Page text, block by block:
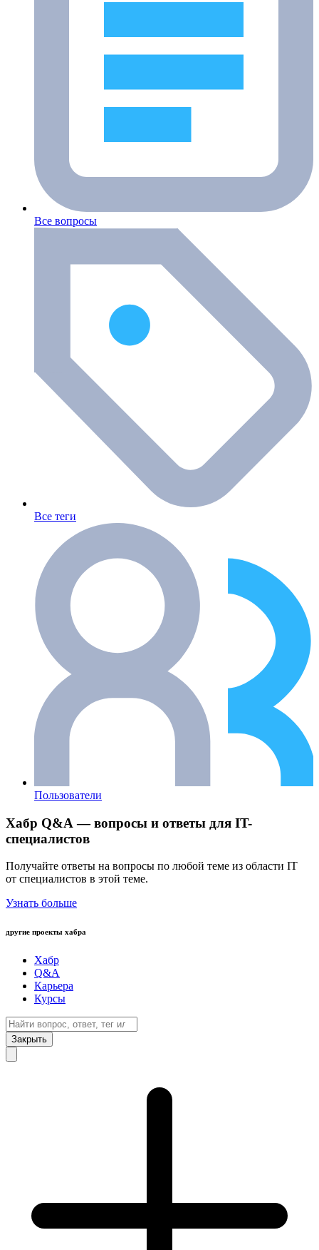
Все вопросы
Все теги
Пользователи
Хабр Q&A — вопросы и ответы для IT-
специалистов
Получайте ответы на вопросы по любой теме из области IT
от специалистов в этой теме.
Узнать больше
другие проекты хабра
Хабр
Q&A
Карьера
Курсы
Закрыть